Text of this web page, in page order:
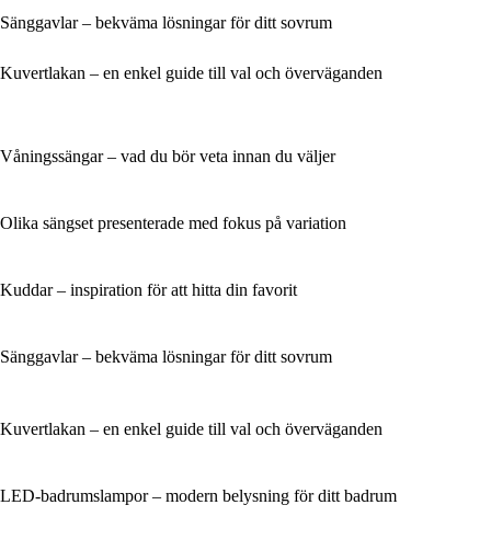
Sänggavlar – bekväma lösningar för ditt sovrum
Kuvertlakan – en enkel guide till val och överväganden
Våningssängar – vad du bör veta innan du väljer
Olika sängset presenterade med fokus på variation
Kuddar – inspiration för att hitta din favorit
Sänggavlar – bekväma lösningar för ditt sovrum
Kuvertlakan – en enkel guide till val och överväganden
LED-badrumslampor – modern belysning för ditt badrum